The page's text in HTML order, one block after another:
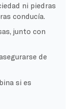
ni piedras
conducía.
junto con
de
si es